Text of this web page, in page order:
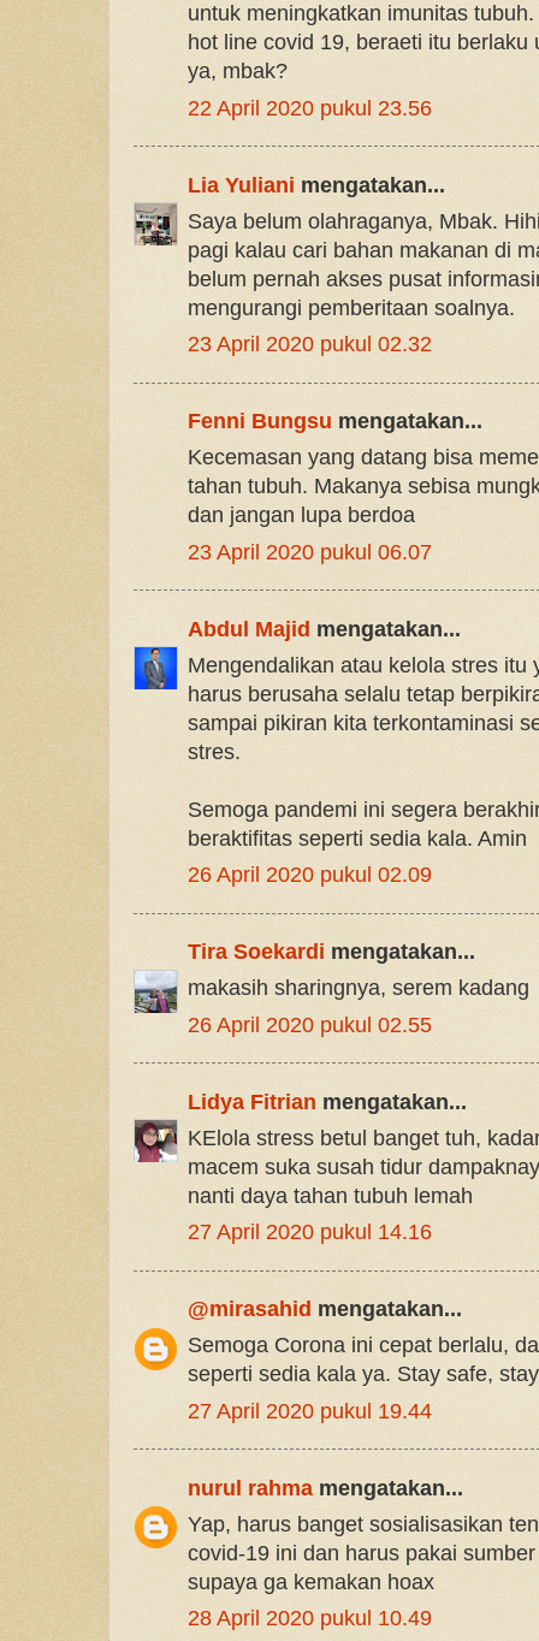
untuk meningkatkan imunitas
hot line covid 19, beraeti itu berlaku
ya, mbak?
22 April 2020 pukul 23.56
Lia Yuliani mengatakan...
Saya belum olahraganya, Mbak.
pagi kalau cari bahan makanan di
belum pernah akses pusat
mengurangi pemberitaan soalnya.
23 April 2020 pukul 02.32
Fenni Bungsu mengatakan...
Kecemasan yang datang bisa
tahan tubuh. Makanya sebisa
dan jangan lupa berdoa
23 April 2020 pukul 06.07
Abdul Majid mengatakan...
Mengendalikan atau kelola stres itu
harus berusaha selalu tetap
sampai pikiran kita terkontaminasi
stres.
Semoga pandemi ini segera
beraktifitas seperti sedia kala. Amin
26 April 2020 pukul 02.09
Tira Soekardi mengatakan...
makasih sharingnya, serem kadang
26 April 2020 pukul 02.55
Lidya Fitrian mengatakan...
KElola stress betul banget tuh,
macem suka susah tidur
nanti daya tahan tubuh lemah
27 April 2020 pukul 14.16
@mirasahid mengatakan...
Semoga Corona ini cepat berlalu,
seperti sedia kala ya. Stay safe,
27 April 2020 pukul 19.44
nurul rahma mengatakan...
Yap, harus banget sosialisasikan
covid-19 ini dan harus pakai
supaya ga kemakan hoax
28 April 2020 pukul 10.49